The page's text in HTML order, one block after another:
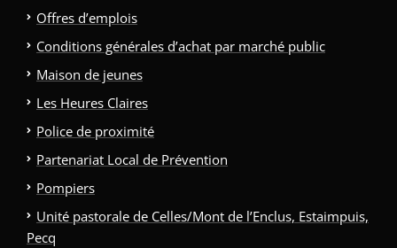
Offres d’emplois
Conditions générales d’achat par marché public
Maison de jeunes
Les Heures Claires
Police de proximité
Partenariat Local de Prévention
Pompiers
Unité pastorale de Celles/Mont de l’Enclus, Estaimpuis,
Pecq